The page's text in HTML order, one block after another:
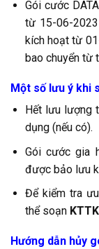
Gói cước
từ 15-06-
kích hoạt từ
bao chuyển từ
Một số lưu ý khi
Hết lưu lượng
dụng (nếu có).
Gói cước gia
được bảo lưu
Để kiểm tra
thể soạn KTTK
Hướng dẫn hủy